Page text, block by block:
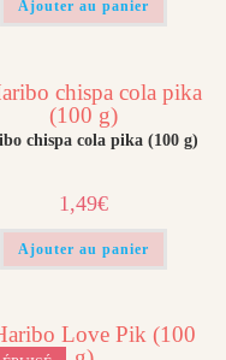
était :
0,99€.
est :
0,49€.
Ajouter au panier
chispa cola pika​ (100 g)
1,49€
Ajouter au panier